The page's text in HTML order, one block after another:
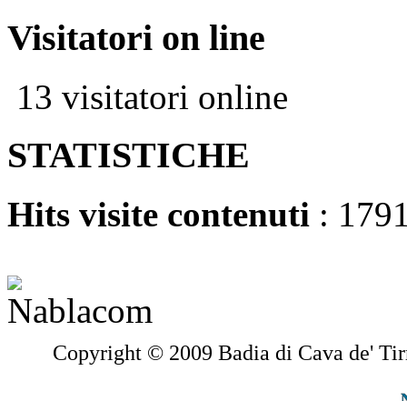
Visitatori on line
13 visitatori online
STATISTICHE
Hits visite contenuti :
Copyright © 2009 Badia di Cava de'